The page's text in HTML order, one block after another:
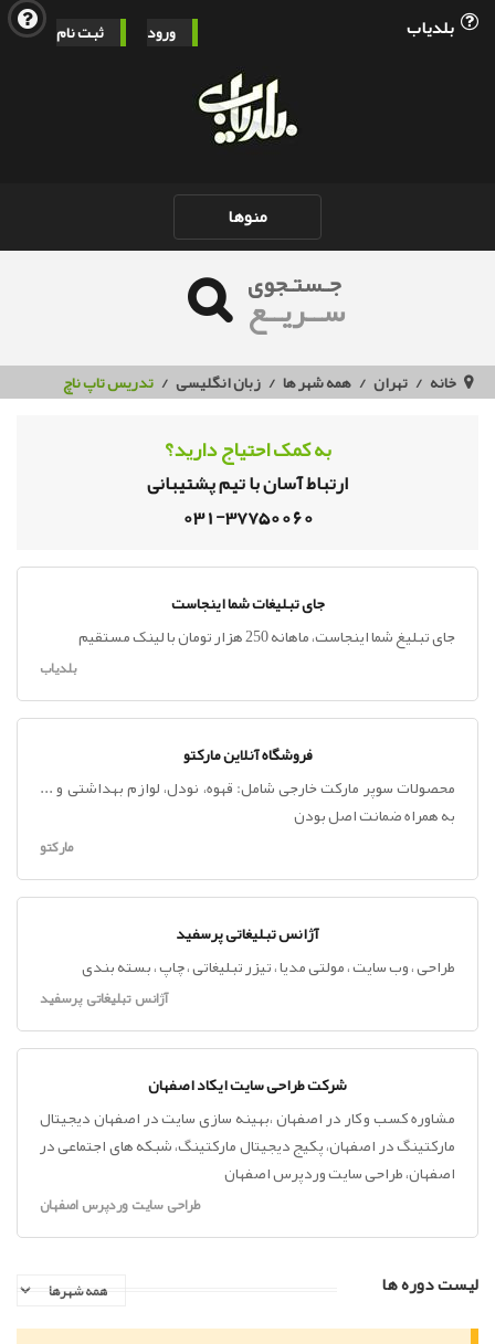
ورود ثبت نام بلدیاب
Toggle
navigation
منوها
جـستـجوی
ســریــع
خانه تهران همه شهر ها زبان انگلیسی تدریس تاپ ناچ
به کمک احتیاج دارید؟
ارتباط آسان با تیم پشتیبانی
031-37750060
جای تبلیغات شما اینجاست
جای تبلیغ شما اینجاست، ماهانه 250 هزار تومان با لینک مستقیم
بلدیاب
فروشگاه آنلاین مارکتو
محصولات سوپر مارکت خارجی شامل: قهوه، نودل، لوازم بهداشتی و ...
به همراه ضمانت اصل بودن
مارکتو
آژانس تبلیغاتی پرسفید
طراحی ، وب سایت ، مولتی مدیا ، تیزر تبلیغاتی ، چاپ ، بسته بندی
آژانس تبلیغاتی پرسفید
شرکت طراحی سایت ایکاد اصفهان
مشاوره کسب و کار در اصفهان ،بهینه سازی سایت در اصفهان دیجیتال
مارکتینگ در اصفهان، پکیج دیجیتال مارکتینگ، شبکه های اجتماعی در
اصفهان، طراحی سایت وردپرس اصفهان
طراحی سایت وردپرس اصفهان
لیست دوره ها